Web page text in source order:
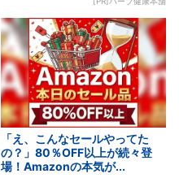
「え、こんなセールやってた
の？」80％OFF以上が続々登
場！Amazonの本気が...